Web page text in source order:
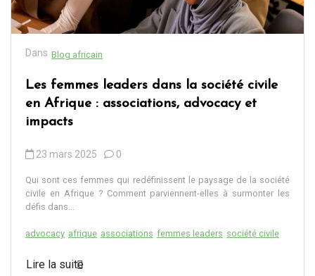
Dans Blog africain
Les femmes leaders dans la société civile
en Afrique : associations, advocacy et
impacts
23 mars 2025 0
Qui sont ces femmes qui redéfinissent le paysage de la société
civile en Afrique ? Comment parviennent-elles à surmonter les
défis dans...
advocacy afrique associations femmes leaders société civile
Lire la suite